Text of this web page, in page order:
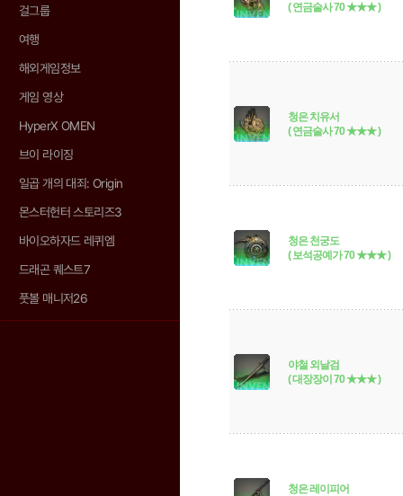
걸그룹
여행
해외게임정보
게임 영상
HyperX OMEN
브이 라이징
일곱 개의 대죄: Origin
몬스터헌터 스토리즈3
바이오하자드 레퀴엠
드래곤 퀘스트7
풋볼 매니저26
( 연금술사 70 ★★★ )
청은 치유서
( 연금술사 70 ★★★ )
청은 천궁도
( 보석공예가 70 ★★★ )
야철 외날검
( 대장장이 70 ★★★ )
청은 레이피어